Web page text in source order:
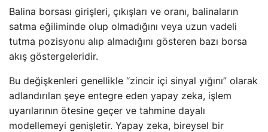
Balina borsası girişleri, çıkışları ve oranı, balinaların
satma eğiliminde olup olmadığını veya uzun vadeli
tutma pozisyonu alıp almadığını gösteren bazı borsa
akış göstergeleridir.
Bu değişkenleri genellikle “zincir içi sinyal yığını” olarak
adlandırılan şeye entegre eden yapay zeka, işlem
uyarılarının ötesine geçer ve tahmine dayalı
modellemeyi genişletir. Yapay zeka, bireysel bir